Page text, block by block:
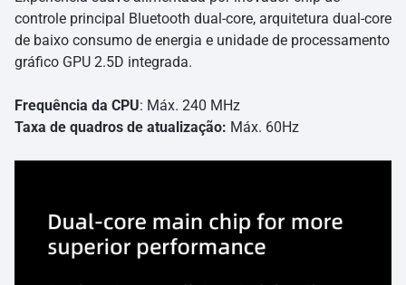
controle principal Bluetooth dual-core, arquitetura dual-core
de baixo consumo de energia e unidade de processamento
gráfico GPU 2.5D integrada.
Frequência da CPU: Máx. 240 MHz
Taxa de quadros de atualização: Máx. 60Hz